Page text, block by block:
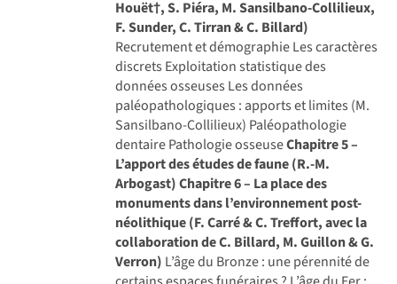
Houët†, S. Piéra, M. Sansilbano-Collilieux,
F. Sunder, C. Tirran & C. Billard)
Recrutement et démographie Les caractères
discrets Exploitation statistique des
données osseuses Les données
paléopathologiques : apports et limites (M.
Sansilbano-Collilieux) Paléopathologie
dentaire Pathologie osseuseChapitre 5 –
L’apport des études de faune (R.-M.
Arbogast)Chapitre 6 – La place des
monuments dans l’environnement post-
néolithique (F. Carré & C. Treffort, avec la
collaboration de C. Billard, M. Guillon & G.
Verron) L’âge du Bronze : une pérennité de